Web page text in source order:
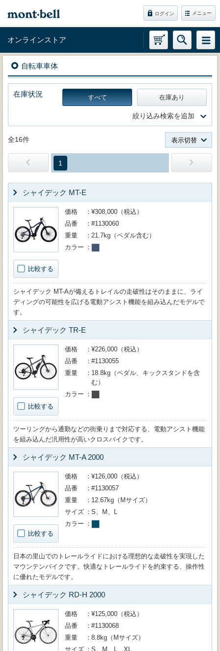
ログイン メニュー
オンラインストア
自転車車体
在庫状況 すべて 在庫あり
絞り込み検索を追加
全16件 表示切替
1
シャイデック MT-E
比較する
価格
¥308,000（税込）
品番
#1130060
重量
21.7kg（ペダル含む）
カラー
シャイデック MT-Aが備えるトレイルの走破性はそのままに、ライ
ディングの可能性を広げる電動アシスト機能を組み込んだモデルで
す。
シャイデック TR-E
比較する
価格
¥226,000（税込）
品番
#1130055
重量
18.8kg（ペダル、キックスタンドを含
む）
カラー
ツーリングから通勤などの街乗りまで対応する、電動アシスト機能
を組み込んだ汎用性が高いクロスバイクです。
シャイデック MT-A 2000
比較する
価格
¥126,000（税込）
品番
#1130057
重量
12.67kg（Mサイズ）
サイズ
S、M、L
カラー
日本の里山でのトレールライドにおける理想的な走破性を実現した
マウンテンバイクです。快適なトレールライドを約束する、操作性
に優れたモデルです。
シャイデック RD-H 2000
価格
¥125,000（税込）
品番
#1130068
重量
8.8kg（Mサイズ）
サイズ
S、M、L、XL